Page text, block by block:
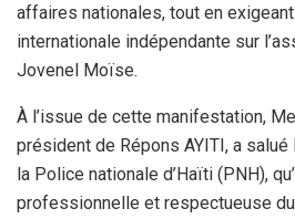
affaires nationales, tout en
internationale indépendante sur
Jovenel Moïse.
À l’issue de cette manifestation,
président de Répons AYITI, a
la Police nationale d’Haïti (PNH),
professionnelle et respectueuse